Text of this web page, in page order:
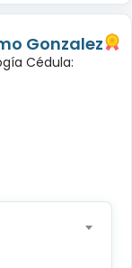
Gonzalez
Cédula: